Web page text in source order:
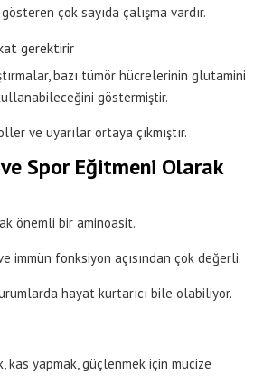
çok sayıda çalışma vardır.
gerektirir
bazı tümör hücrelerinin glutamini
göstermiştir.
ve uyarılar ortaya çıkmıştır.
Spor Eğitmeni Olarak
önemli bir aminoasit.
immün fonksiyon açısından çok değerli.
hayat kurtarıcı bile olabiliyor.
kas yapmak, güçlenmek için mucize